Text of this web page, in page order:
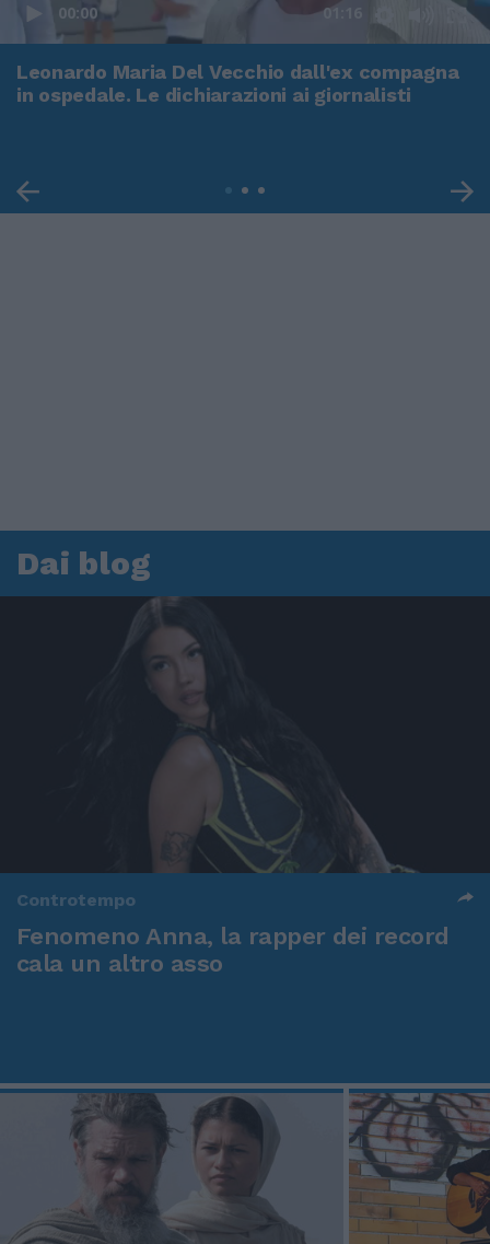
00:00 01:16
Leonardo Maria Del Vecchio dall'ex compagna
in ospedale. Le dichiarazioni ai giornalisti
Dai blog
Controtempo
Fenomeno Anna, la rapper dei record
cala un altro asso